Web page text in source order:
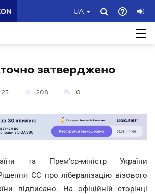
UA
затверджено
208 0
та Прем'єр-міністр України
ЄС про лібералізацію візового
підписано. На офіційній сторінці